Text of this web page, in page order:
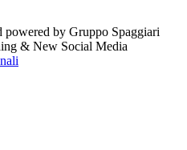
powered by Gruppo Spaggiari
& New Social Media